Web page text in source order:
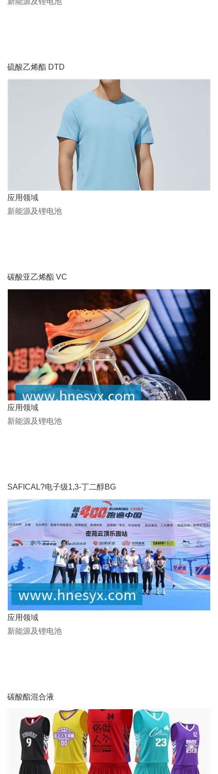
硫酸乙烯酯 DTD
应用领域
新能源及锂电池
碳酸亚乙烯酯 VC
应用领域
新能源及锂电池
SAFICAL?电子级1,3-丁二醇BG
应用领域
新能源及锂电池
碳酸酯混合液